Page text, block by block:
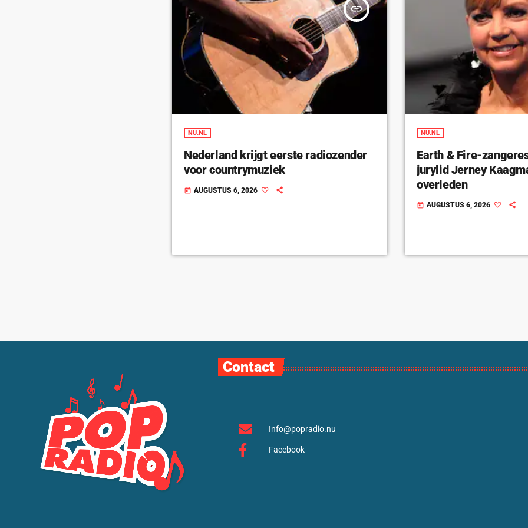
insert_link
NU.NL
Nederland krijgt eerste radiozender
voor countrymuziek
today AUGUSTUS 6, 2026
NU.NL
Earth & Fire-
jurylid Jerney
overleden
today AUGUSTUS 6, 2026
Contact
Info@popradio.nu
Facebook